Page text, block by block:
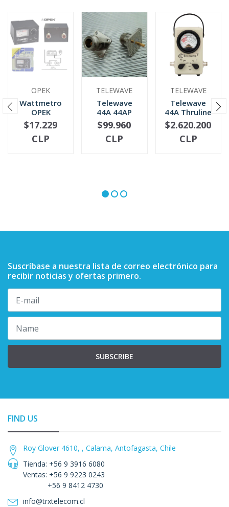
OPEK
Wattmetro
OPEK
medidor de
Roe HF1.5-30
MHZ (SWR-2)
NOT AVAILABLE
$17.229
CLP
TELEWAVE
Telewave
44A 44AP
44L1 44L1P
Wattmeter
QC Conne...
+
-$99.960
CLP
TELEWAVE
Telewave
44A Thruline
Wattmetro
+
-
$2.620.200
CLP
Suscríbase a nuestra lista de correo electrónico para
recibir noticias y ofertas primero.
SUBSCRIBE
FIND US
Roy Glover 4610, , Calama, Antofagasta, Chile
Tienda: +56 9 3916 6080
Ventas: +56 9 9223 0243
+56 9 8412 4730
info@trxtelecom.cl